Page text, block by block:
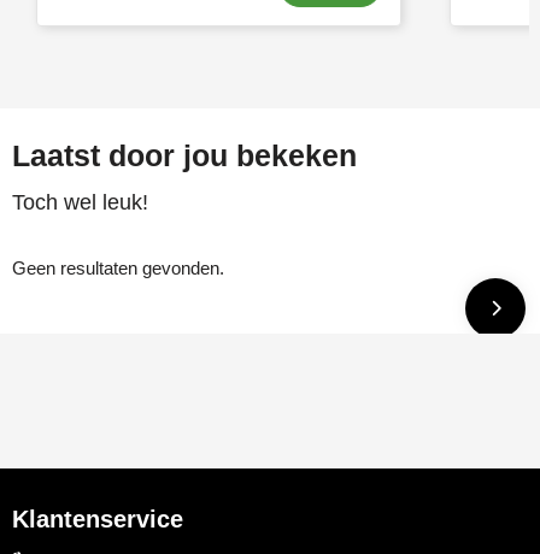
Laatst door jou bekeken
Toch wel leuk!
Geen resultaten gevonden.
Klantenservice